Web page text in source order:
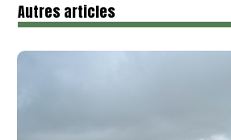
Autres articles